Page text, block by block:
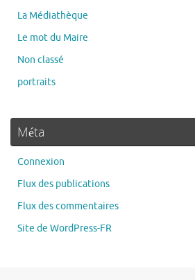
La Médiathèque
Le mot du Maire
Non classé
portraits
Méta
Connexion
Flux des publications
Flux des commentaires
Site de WordPress-FR